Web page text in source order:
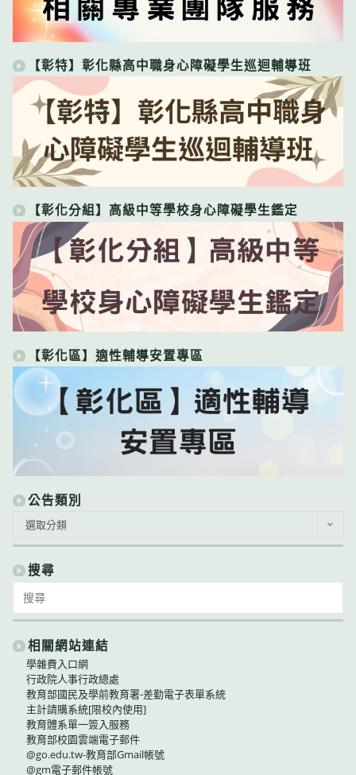
【彰特】彰化縣高中職身心障礙學生巡迴輔導班
【彰化分組】高級中等學校身心障礙學生鑑定
【彰化區】適性輔導安置專區
公告類別
類
別
選取分類
搜尋
for:
相關網站連結
學雜費入口網
行政院人事行政總處
教育部國民及學前教育署-差勤電子表單系統
主計請購系統[限校內使用]
教育體系單一簽入服務
教育部校園雲端電子郵件
@go.edu.tw-教育部Gmail帳號
@gm電子郵件帳號